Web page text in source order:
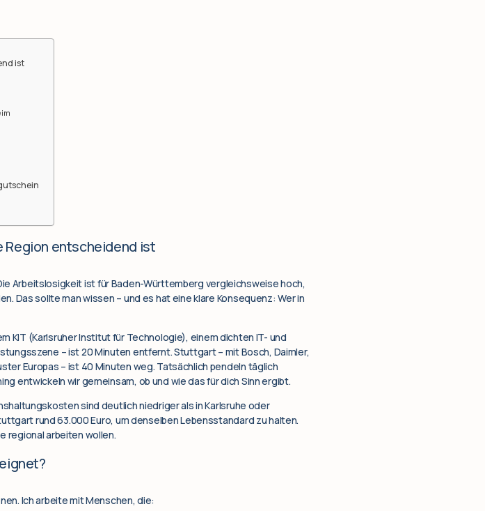
ist
Region entscheidend ist
Arbeitslosigkeit ist für Baden-Württemberg vergleichsweise hoch,
Das sollte man wissen – und es hat eine klare Konsequenz: Wer in
KIT (Karlsruher Institut für Technologie), einem dichten IT- und
– ist 20 Minuten entfernt. Stuttgart – mit Bosch, Daimler,
Europas – ist 40 Minuten weg. Tatsächlich pendeln täglich
entwickeln wir gemeinsam, ob und wie das für dich Sinn ergibt.
sind deutlich niedriger als in Karlsruhe oder
rund 63.000 Euro, um denselben Lebensstandard zu halten.
regional arbeiten wollen.
Ich arbeite mit Menschen, die: